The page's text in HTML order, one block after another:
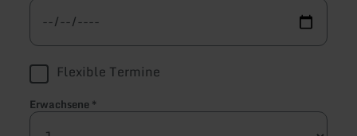
Flexible Termine
Erwachsene*